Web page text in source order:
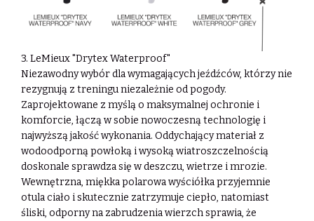
3. LeMieux "Drytex Waterproof"
Niezawodny wybór dla wymagających jeźdźców, którzy nie
rezygnują z treninguniezależnie od pogody.
Zaprojektowane z myślą o maksymalnej ochronie i
komforcie, łączą w sobie nowoczesną technologię i
najwyższą jakość wykonania. Oddychającymateriał z
wodoodporną powłoką i wysoką wiatroszczelnością
doskonale sprawdza się wdeszczu, wietrze i mrozie.
Wewnętrzna, miękka polarowa wyściółka przyjemnie
otulaciało i skutecznie zatrzymuje ciepło, natomiast
śliski, odporny na zabrudzenia wierzchsprawia, że